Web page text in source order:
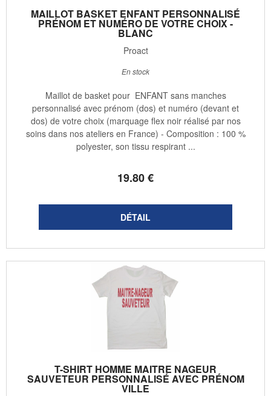
MAILLOT BASKET ENFANT PERSONNALISÉ
PRÉNOM ET NUMÉRO DE VOTRE CHOIX -
BLANC
Proact
19.80€
En stock
Maillot de basket pour ENFANT sans manches
personnalisé avec prénom (dos) et numéro (devant et
dos) de votre choix (marquage flex noir réalisé par nos
soins dans nos ateliers en France) - Composition : 100 %
polyester, son tissu respirant ...
T-SHIRT HOMME MAITRE NAGEUR
SAUVETEUR PERSONNALISÉ AVEC PRÉNOM
VILLE